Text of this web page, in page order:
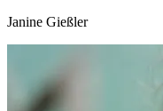
Janine Gießler